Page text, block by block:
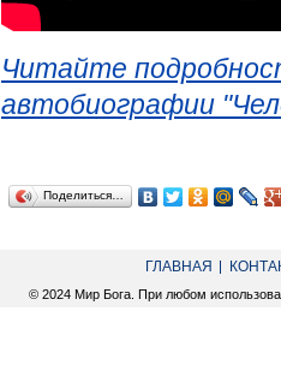
Читайте
автобиографии
Поделиться…
ГЛАВНАЯ
© 2024 Мир Бога. При любом